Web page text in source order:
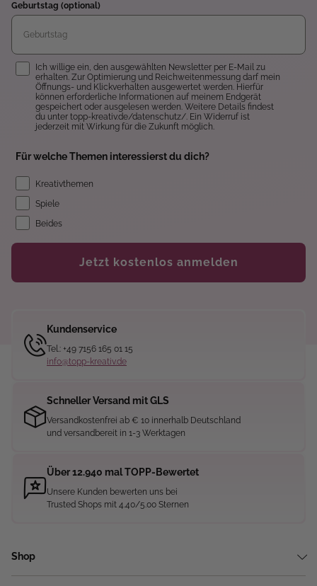
Geburtstag (optional)
Einwilligung
Ich willige ein, den ausgewählten Newsletter per E-Mail zu
erhalten. Zur Optimierung und Reichweitenmessung darf mein
Öffnungs- und Klickverhalten ausgewertet werden. Hierfür
können erforderliche Informationen auf meinem Endgerät
gespeichert oder ausgelesen werden. Weitere Details findest
du unter topp-kreativ.de/datenschutz/. Ein Widerruf ist
jederzeit mit Wirkung für die Zukunft möglich.
Für welche Themen interessierst du dich?
Kreativthemen
Spiele
Beides
Jetzt kostenlos anmelden
Kundenservice
Tel.: +49 7156 165 01 15
info@topp-kreativ.de
Schneller Versand mit GLS
Versandkostenfrei ab € 10 innerhalb Deutschland
und versandbereit in 1-3 Werktagen
Über 12.940 mal TOPP-Bewertet
Unsere Kunden bewerten uns bei
Trusted Shops mit 4.40/5.00 Sternen
Shop